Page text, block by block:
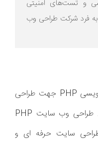
و تست‌های امنیتی
فرد شرکت طراحی وب
ما در شرکت داتک از زبان برنامه نویسی PHP جهت طراحی
سمت سرور خود استفاده مینمائیم. طراحی وب سایت PHP
طراحی سایت حرفه ای و